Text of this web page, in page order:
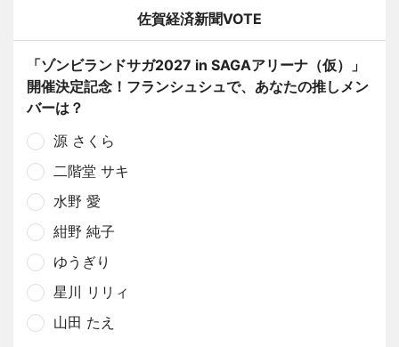
佐賀経済新聞VOTE
「ゾンビランドサガ2027 in SAGAアリーナ（仮）」
開催決定記念！フランシュシュで、あなたの推しメン
バーは？
源 さくら
二階堂 サキ
水野 愛
紺野 純子
ゆうぎり
星川 リリィ
山田 たえ